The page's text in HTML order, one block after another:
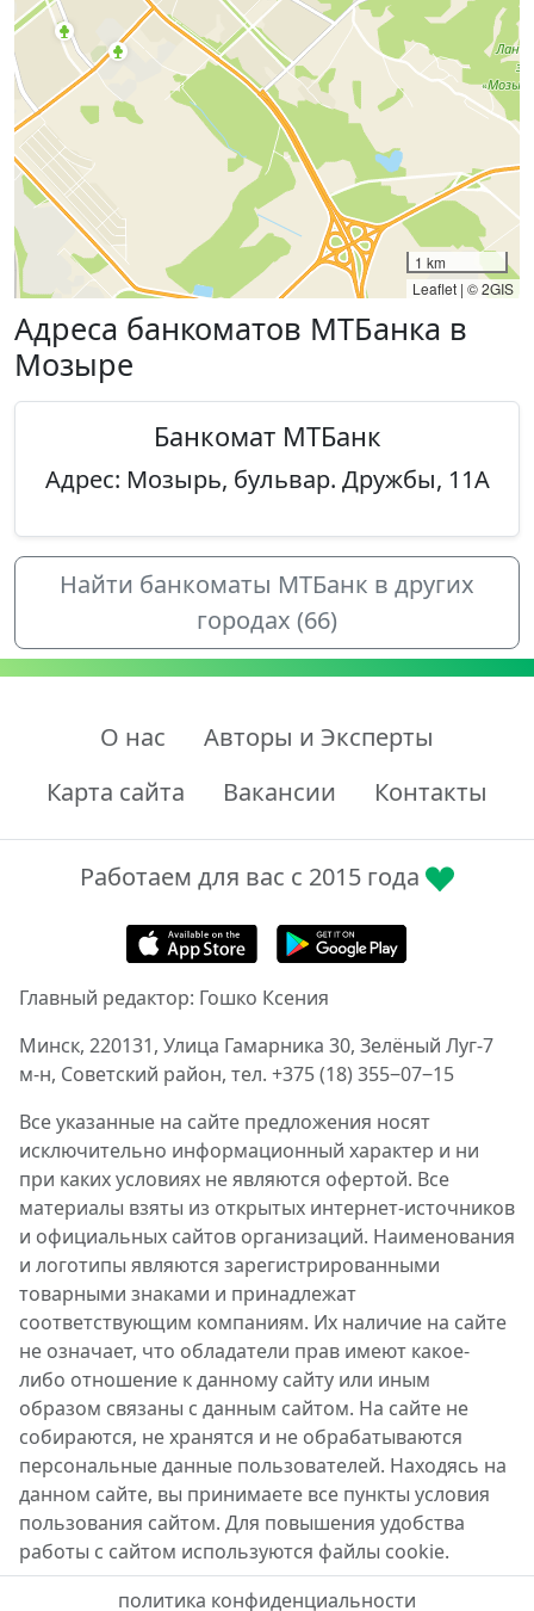
1 km
Leaflet | © 2GIS
Адреса банкоматов МТБанка в
Мозыре
Банкомат МТБанк
Адрес: Мозырь, бульвар. Дружбы, 11А
Найти банкоматы МТБанк в других
городах (66)
О нас
Авторы и Эксперты
Карта сайта
Вакансии Контакты
Работаем для вас с 2015 года
Главный редактор: Гошко Ксения
Минск, 220131, Улица Гамарника 30, Зелёный Луг-7
м-н, Советский район, тел. +375 (18) 355‒07‒15
Все указанные на сайте предложения носят
исключительно информационный характер и ни
при каких условиях не являются офертой. Все
материалы взяты из открытых интернет-источников
и официальных сайтов организаций. Наименования
и логотипы являются зарегистрированными
товарными знаками и принадлежат
соответствующим компаниям. Их наличие на сайте
не означает, что обладатели прав имеют какое-
либо отношение к данному сайту или иным
образом связаны с данным сайтом. На сайте не
собираются, не хранятся и не обрабатываются
персональные данные пользователей. Находясь на
данном сайте, вы принимаете все пункты условия
пользования сайтом. Для повышения удобства
работы с сайтом используются файлы cookie.
политика конфиденциальности